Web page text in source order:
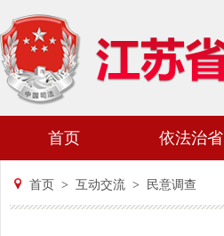
首页 依法治省
首页 > 互动交流 > 民意调查